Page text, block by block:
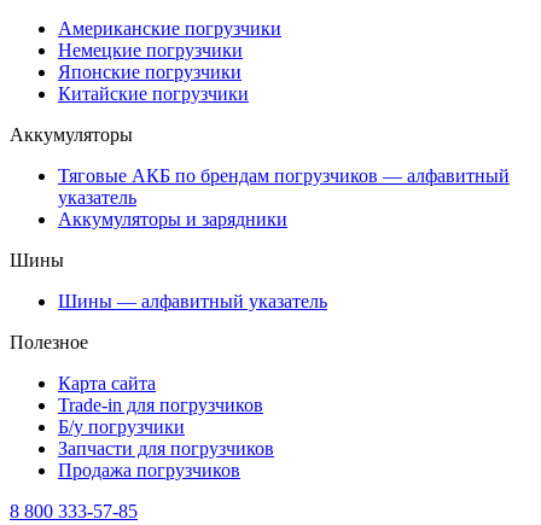
Американские погрузчики
Немецкие погрузчики
Японские погрузчики
Китайские погрузчики
Аккумуляторы
Тяговые АКБ по брендам погрузчиков — алфавитный
указатель
Аккумуляторы и зарядники
Шины
Шины — алфавитный указатель
Полезное
Карта сайта
Trade-in для погрузчиков
Б/у погрузчики
Запчасти для погрузчиков
Продажа погрузчиков
8 800 333-57-85